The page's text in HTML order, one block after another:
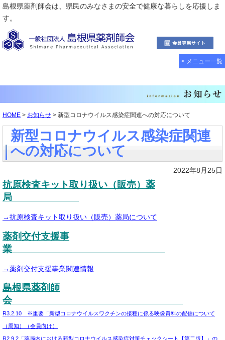
島根県薬剤師会は、県民のみなさまの安全で健康な暮らしを応援しま
す。
< メニュー一覧
HOME > お知らせ > 新型コロナウイルス感染症関連への対応について
新型コロナウイルス感染症関連
への対応について
2022年8月25日
抗原検査キット取り扱い（販売）薬
局
→抗原検査キット取り扱い（販売）薬局について
薬剤交付支援事
業
→薬剤交付支援事業関連情報
島根県薬剤師
会
R3.2.10 ※重要「新型コロナウイルスワクチンの接種に係る映像資料の配信について
（周知）（会員向け）
R2.9.2「薬局内における新型コロナウイルス感染症対策チェックシート【第二版】」の